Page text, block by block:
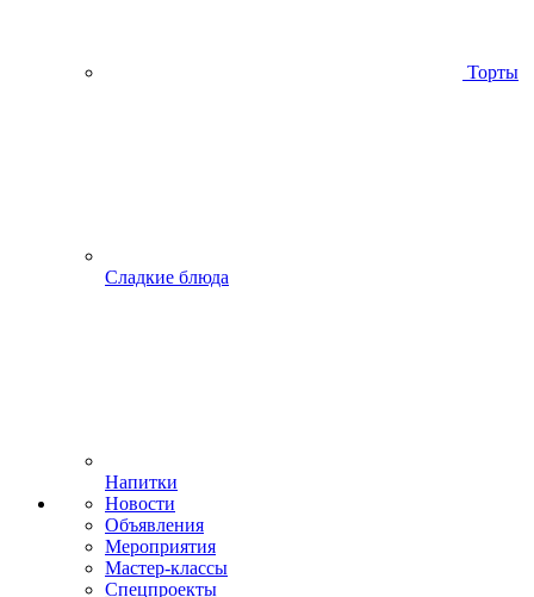
Торты
Сладкие блюда
Напитки
Новости
Объявления
Мероприятия
Мастер-классы
Спецпроекты